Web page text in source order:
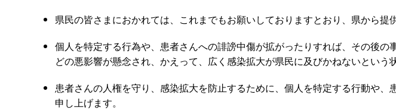
県民の皆さまにおかれては、これまでもお願いしておりますとおり、県から提
個人を特定する行為や、患者さんへの誹謗中傷が拡がったりすれば、その後
どの悪影響が懸念され、かえって、広く感染拡大が県民に及びかねないという
患者さんの人権を守り、感染拡大を防止するために、個人を特定する行動や
申し上げます。